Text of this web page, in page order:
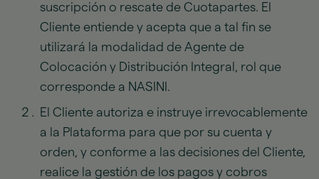
suscripción o rescate de Cuotapartes. El
Cliente entiende y acepta que a tal fin se
utilizará la modalidad de Agente de
Colocación y Distribución Integral, rol que
corresponde a NASINI.
El Cliente autoriza e instruye irrevocablemente
a la Plataforma para que por su cuenta y
orden, y conforme a las decisiones del Cliente,
realice la gestión de los pagos y cobros